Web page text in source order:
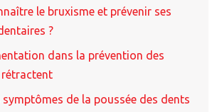
le bruxisme et prévenir ses
?
dans la prévention des
rétractent
symptômes de la poussée des dents